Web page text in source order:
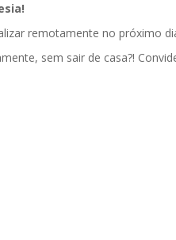
remotamente no próximo
sem sair de casa?!